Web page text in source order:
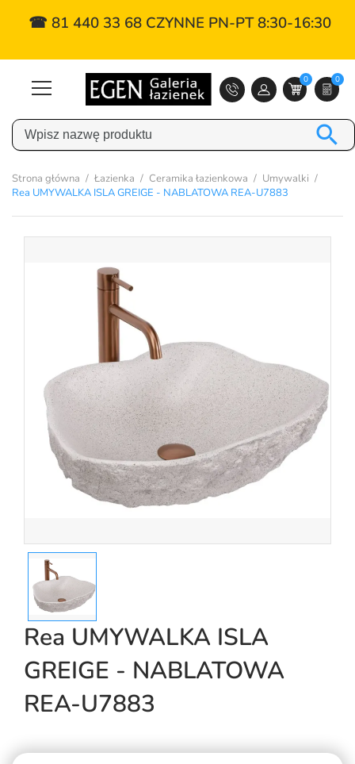
☎ 81 440 33 68 CZYNNE PN-PT 8:30-16:30
0 0

Strona główna Łazienka Ceramika łazienkowa
Umywalki
Rea UMYWALKA ISLA GREIGE - NABLATOWA REA-U7883
Rea UMYWALKA ISLA
GREIGE - NABLATOWA
REA-U7883